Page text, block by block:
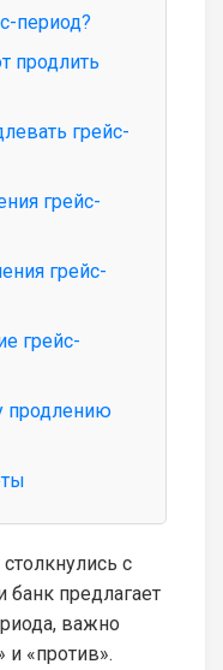
период?
продлить
грейс-
грейс-
грейс-
грейс-
продлению
с
предлагает
важно
и «против».